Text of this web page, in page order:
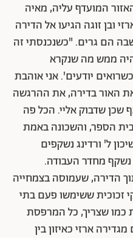
המועדף עליה, מאיה
ובן זוגה הגיעו אל הדירה
הם גרים. "כשנכנסתי זה
ממש מה שנקרא
יודעים'. אני אוהבת
האור בדירה, את ההרגשה
שכן שדבוק אליי. הכל פה
הספר, והשכונה באמת
ל' ורדינג נשקפים
נשקף מחדר העבודה.
הדירה, שעמוסה בצמחייה
זכוכית ששימשו פעם בתי
שצריך, כל המרפסת
ארזי כאיזון בין